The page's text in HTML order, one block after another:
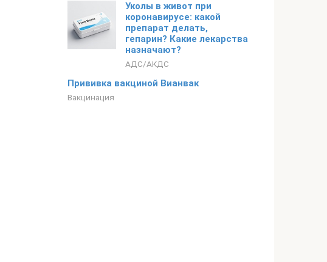
Уколы в живот при
коронавирусе: какой
препарат делать,
гепарин? Какие лекарства
назначают?
АДС/АКДС
Прививка вакциной Вианвак
Вакцинация